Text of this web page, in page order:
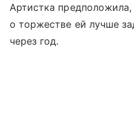
Артистка
о торжестве ей лучше
через год.